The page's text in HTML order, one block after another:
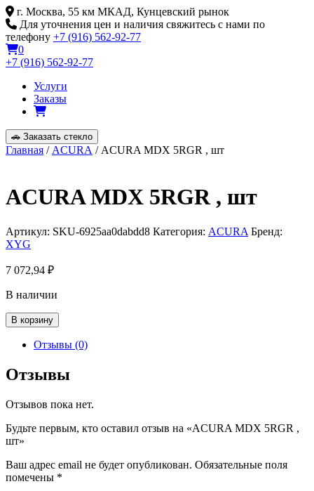
Skip
to
content
г. Москва, 55 км МКАД, Кунцевский рынок
Для уточнения цен и наличия свяжитесь с нами по
телефону +7 (916) 562-92-77
0
+7 (916) 562-92-77
Услуги
Заказы
🚗 Заказать стекло
Главная / ACURA / ACURA MDX 5RGR , шт
ACURA MDX 5RGR , шт
Артикул: SKU-6925aa0dabdd8 Категория: ACURA Бренд:
XYG
7 072,94 ₽
В наличии
Количество
товара
ACURA
5RGR
,
В корзину
Отзывы (0)
Отзывы
Отзывов пока нет.
Будьте первым, кто оставил отзыв на «ACURA MDX 5RGR ,
шт»
Ваш адрес email не будет опубликован. Обязательные поля
помечены *